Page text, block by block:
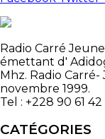
Radio Carré
émettant d'
Mhz. Radio Carré-
novembre 1999.
Tel : +228 90 61 42
CATÉGORIES